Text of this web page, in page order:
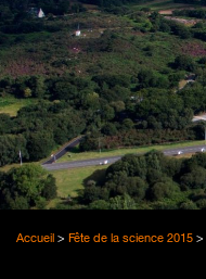
Accueil > Fête de la science 2015 >